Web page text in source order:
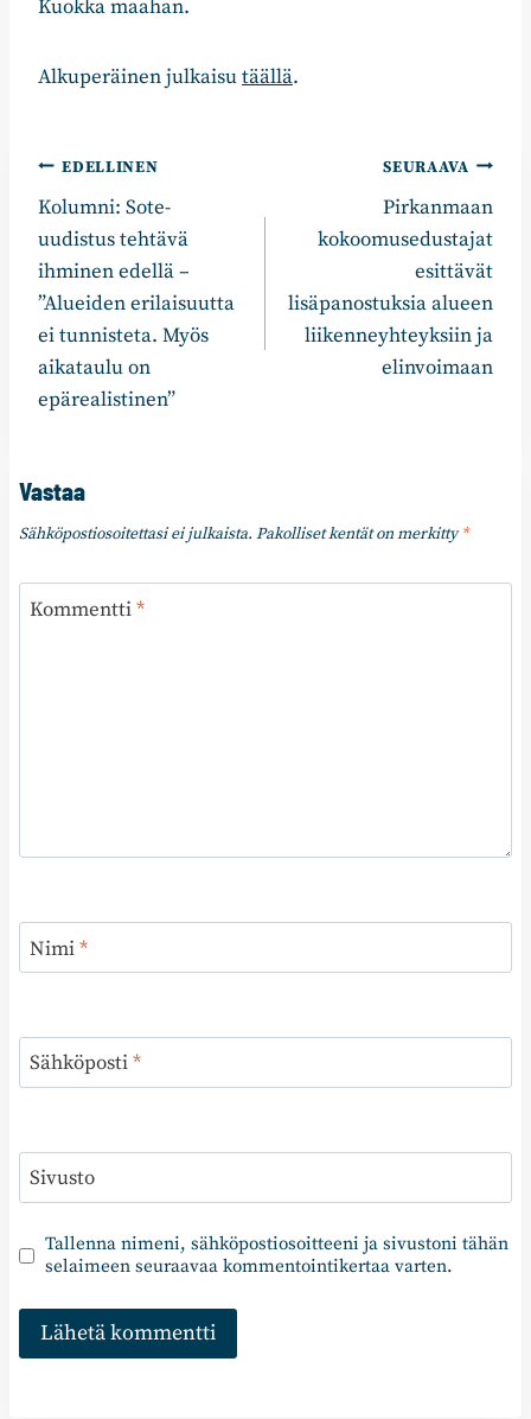
Kuokka maahan.
Alkuperäinen julkaisutäällä.
Artikkelien
selaus
EDELLINEN
Kolumni: Sote-
uudistus tehtävä
ihminen edellä –
”Alueiden erilaisuutta
ei tunnisteta. Myös
aikataulu on
epärealistinen”
SEURAAVA
Pirkanmaan
kokoomusedustajat
esittävät
lisäpanostuksia alueen
liikenneyhteyksiin ja
elinvoimaan
Vastaa
Sähköpostiosoitettasi ei julkaista. Pakolliset kentät on merkitty*
Kommentti*
Nimi*
Sähköposti*
Sivusto
Tallenna nimeni, sähköpostiosoitteeni ja sivustoni tähän
selaimeen seuraavaa kommentointikertaa varten.